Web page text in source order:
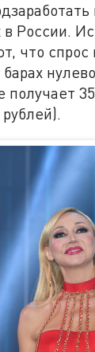
России.
что спрос
получает